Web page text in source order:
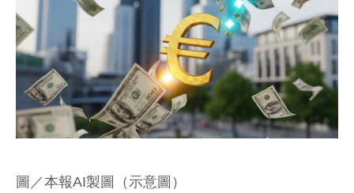
圖／本報AI製圖（示意圖）